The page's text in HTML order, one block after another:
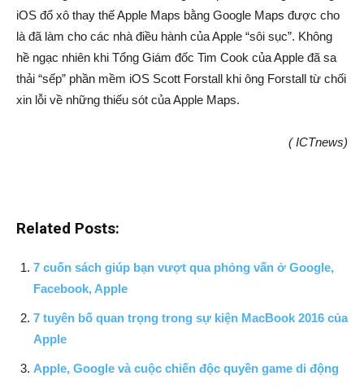
iOS đổ xô thay thế Apple Maps bằng Google Maps được cho
là đã làm cho các nhà điều hành của Apple “sôi sục”. Không
hề ngạc nhiên khi Tổng Giám đốc Tim Cook của Apple đã sa
thải “sếp” phần mềm iOS Scott Forstall khi ông Forstall từ chối
xin lỗi về những thiếu sót của Apple Maps.
( ICTnews)
Related Posts:
7 cuốn sách giúp bạn vượt qua phỏng vấn ở Google,
Facebook, Apple
7 tuyên bố quan trọng trong sự kiện MacBook 2016 của
Apple
Apple, Google và cuộc chiến độc quyền game di động